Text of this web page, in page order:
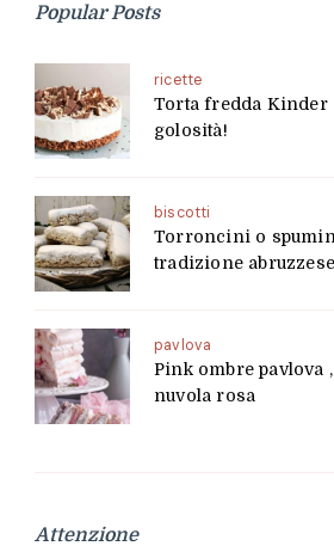
Popular Posts
ricette
Torta fredda Kinder
golosità!
biscotti
Torroncini o
tradizione abruzzese
pavlova
Pink ombre pavlova
nuvola rosa
Attenzione